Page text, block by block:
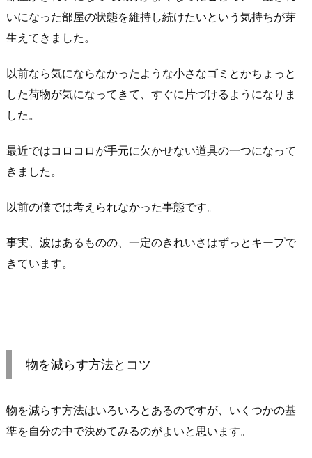
いになった部屋の状態を維持し続けたいという気持ちが芽
生えてきました。
以前なら気にならなかったような小さなゴミとかちょっと
した荷物が気になってきて、すぐに片づけるようになりま
した。
最近ではコロコロが手元に欠かせない道具の一つになって
きました。
以前の僕では考えられなかった事態です。
事実、波はあるものの、一定のきれいさはずっとキープで
きています。
物を減らす方法とコツ
物を減らす方法はいろいろとあるのですが、いくつかの基
準を自分の中で決めてみるのがよいと思います。